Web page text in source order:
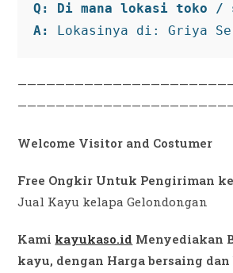
Q: Di mana lokasi toko /
A:
Lokasinya di: Griya
Welcome Visitor and Costumer
Free Ongkir Untuk Pengiriman
Jual Kayu kelapa Gelondongan
Kami kayukaso.id Menyediakan
kayu, dengan Harga bersaing dan